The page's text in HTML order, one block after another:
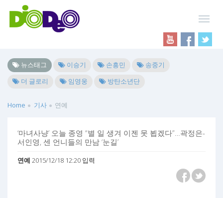
뉴스태그 이승기 손흥민
송중기
더 글로리
임영웅 방탄소년단
Home 기사 연예
‘마녀사냥’ 오늘 종영 “별 일 생겨 이젠 못 뵙겠다”…곽정은-
서인영, 센 언니들의 만남 ‘눈길’
연예 2015/12/18 12:20 입력